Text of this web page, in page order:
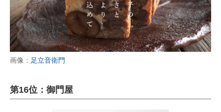
画像： 足立音衛門
第16位：御門屋